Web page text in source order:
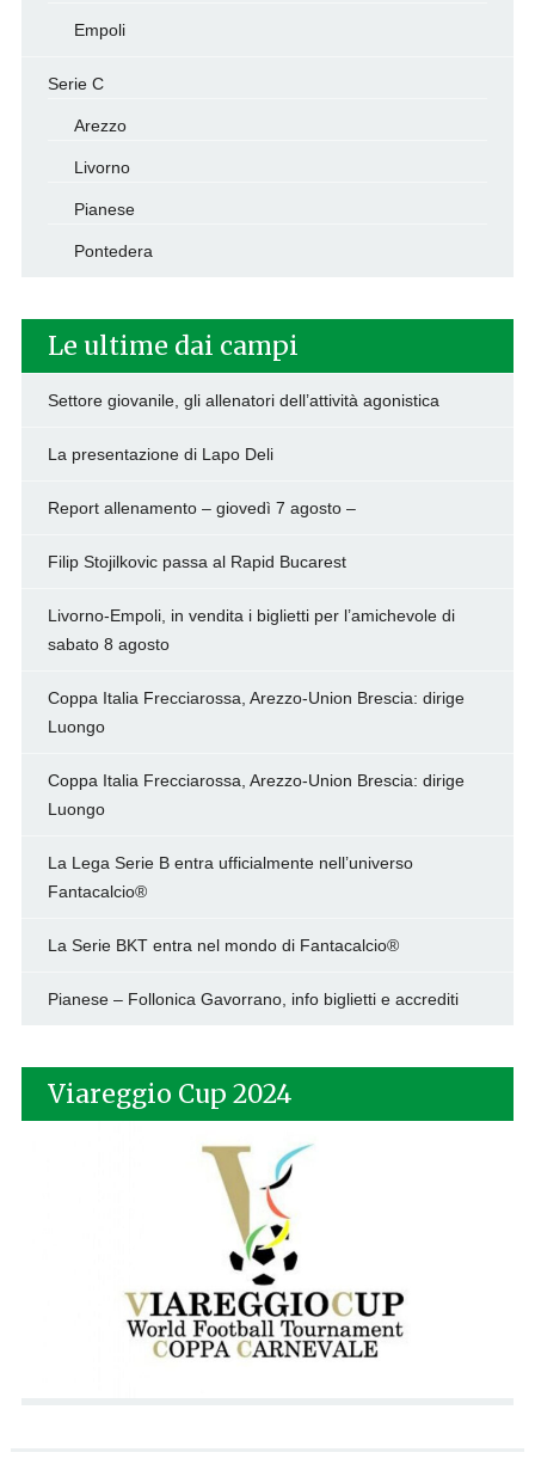
Empoli
Serie C
Arezzo
Livorno
Pianese
Pontedera
Le ultime dai campi
Settore giovanile, gli allenatori dell’attività agonistica
La presentazione di Lapo Deli
Report allenamento – giovedì 7 agosto –
Filip Stojilkovic passa al Rapid Bucarest
Livorno-Empoli, in vendita i biglietti per l’amichevole di
sabato 8 agosto
Coppa Italia Frecciarossa, Arezzo-Union Brescia: dirige
Luongo
Coppa Italia Frecciarossa, Arezzo-Union Brescia: dirige
Luongo
La Lega Serie B entra ufficialmente nell’universo
Fantacalcio®
La Serie BKT entra nel mondo di Fantacalcio®
Pianese – Follonica Gavorrano, info biglietti e accrediti
Viareggio Cup 2024